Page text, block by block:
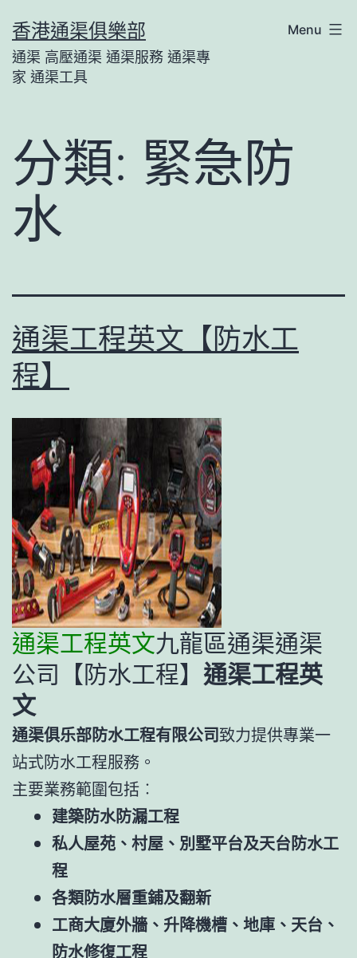
to
content
香港通渠俱樂部
通渠 高壓通渠 通渠服務 通渠專
家 通渠工具
Menu
分類: 緊急防
水
通渠工程英文【防水工
程】
通渠工程英文九龍區通渠通渠
公司【防水工程】 通渠工程英
文
通渠俱乐部防水工程有限公司致力提供專業一
站式防水工程服務。
主要業務範圍包括︰
建築防水防漏工程
私人屋苑、村屋、別墅平台及天台防水工
程
各類防水層重鋪及翻新
工商大廈外牆、升降機槽、地庫、天台、
防水修復工程